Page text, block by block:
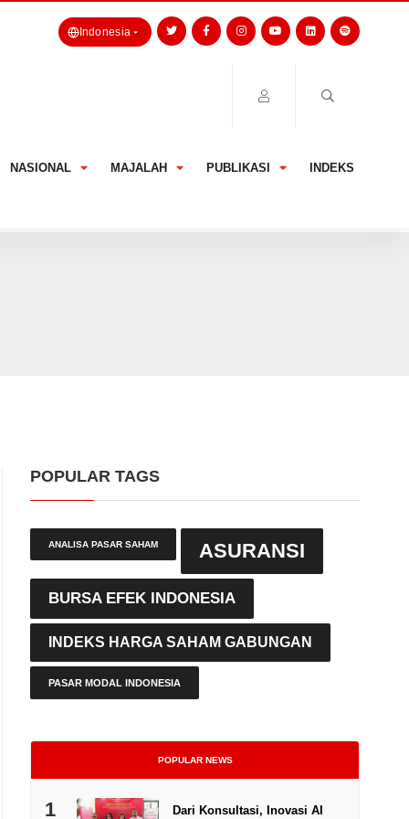
Indonesia
NASIONAL MAJALAH PUBLIKASI INDEKS
POPULAR TAGS
ANALISA PASAR SAHAM ASURANSI
BURSA EFEK INDONESIA
INDEKS HARGA SAHAM GABUNGAN
PASAR MODAL INDONESIA
POPULAR NEWS
1
Dari Konsultasi, Inovasi AI